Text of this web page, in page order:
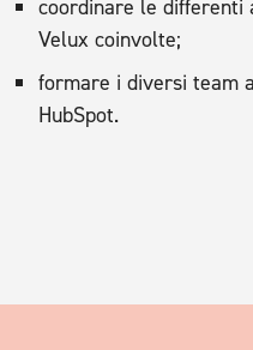
coordinare le differenti
Velux coinvolte;
formare i diversi team
HubSpot.